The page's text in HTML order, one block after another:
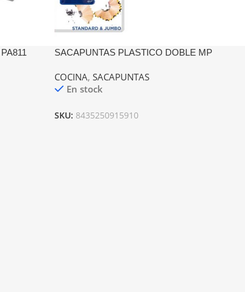
SACAPUNTAS PLASTICO DOBLE MP
COCINA, SACAPUNTAS
En stock
SKU: 8435250915910